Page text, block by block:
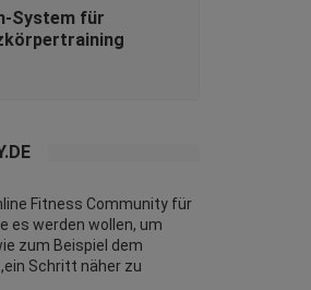
System für
Fitness Community für
es werden wollen, um
zum Beispiel dem
Schritt näher zu